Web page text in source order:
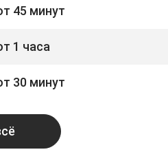
45 минут
1 часа
30 минут